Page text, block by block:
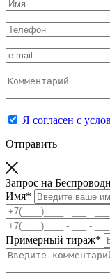
Я согласен с
Отправить
Запрос на
Имя*
Примерный тираж*